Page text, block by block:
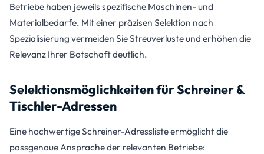
Betriebe haben jeweils spezifische Maschinen- und
Materialbedarfe. Mit einer präzisen Selektion nach
Spezialisierung vermeiden Sie Streuverluste und erhöhen die
Relevanz Ihrer Botschaft deutlich.
Selektionsmöglichkeiten für Schreiner &
Tischler-Adressen
Eine hochwertige Schreiner-Adressliste ermöglicht die
passgenaue Ansprache der relevanten Betriebe: